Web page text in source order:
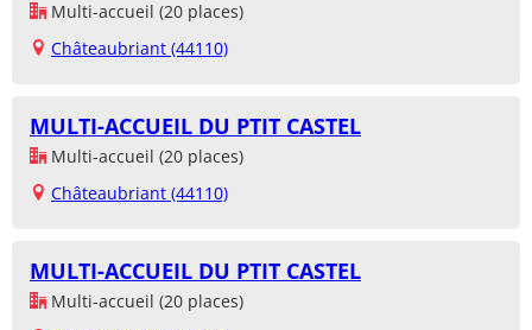
Multi-accueil (20 places)
Châteaubriant (44110)
MULTI-ACCUEIL DU PTIT CASTEL
Multi-accueil (20 places)
Châteaubriant (44110)
MULTI-ACCUEIL DU PTIT CASTEL
Multi-accueil (20 places)